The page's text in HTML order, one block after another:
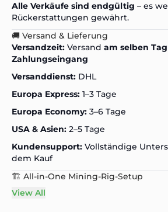
Alle Verkäufe sind endgültig – es
Rückerstattungen gewährt.
🚚 Versand & Lieferung
Versandzeit: Versand am selben
Zahlungseingang
Versanddienst: DHL
Europa Express: 1–3 Tage
Europa Economy: 3–6 Tage
USA & Asien: 2–5 Tage
Kundensupport: Vollständige
dem Kauf
🏗️ All-in-One Mining-Rig-Setup
View All